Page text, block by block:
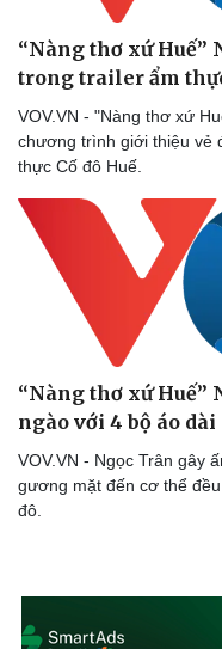
Doanh nghiệp
Doanh nghiệp 24h
Doanh nhân
Vì cộng đồng
“Nàng thơ xứ
trong trailer ẩm
VOV.VN - "Nàng thơ xứ
chương trình giới thiệu vẻ
thực Cố đô Huế.
“Nàng thơ xứ Huế”
ngào với 4 bộ áo dài
VOV.VN - Ngọc Trân gây
gương mặt đến cơ thể
đô.